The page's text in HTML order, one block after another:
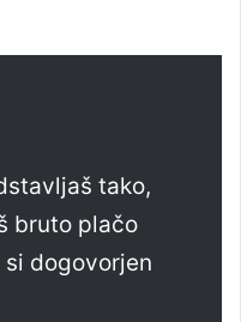
tako,
bruto plačo
si dogovorjen